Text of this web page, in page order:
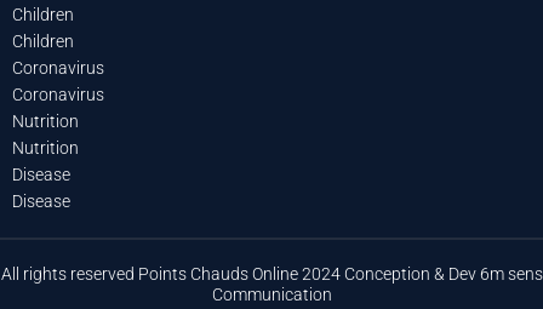
Children
Children
Coronavirus
Coronavirus
Nutrition
Nutrition
Disease
Disease
All rights reserved Points Chauds Online 2024 Conception & Dev 6m sens
Communication